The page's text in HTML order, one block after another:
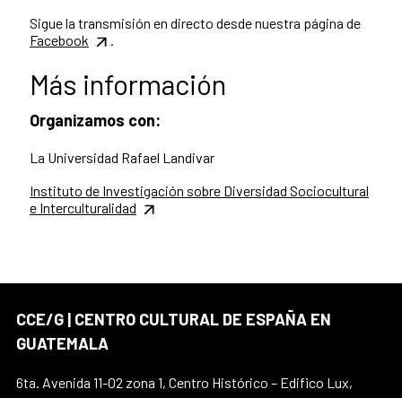
Sigue la transmisión en directo desde nuestra página de
Facebook
.
Más información
Organizamos con:
La Universidad Rafael Landivar
Instituto de Investigación sobre Diversidad Sociocultural
e Interculturalidad
CCE/G | CENTRO CULTURAL DE ESPAÑA EN
GUATEMALA
6ta. Avenida 11-02 zona 1, Centro Histórico – Edifico Lux,